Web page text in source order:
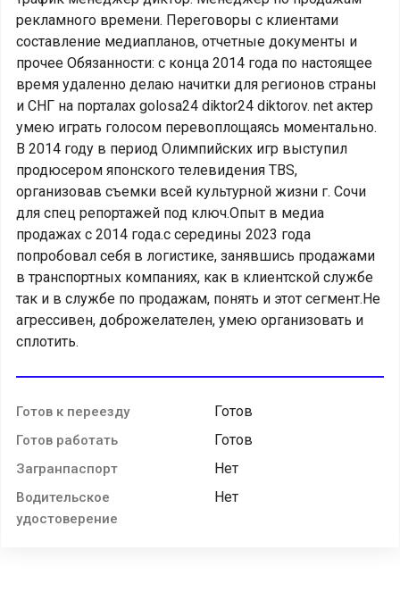
рекламного времени. Переговоры с клиентами
составление медиапланов, отчетные документы и
прочее Обязанности: с конца 2014 года по настоящее
время удаленно делаю начитки для регионов страны
и СНГ на порталах golosa24 diktor24 diktorov. net актер
умею играть голосом перевоплощаясь моментально.
В 2014 году в период Олимпийских игр выступил
продюсером японского телевидения TBS,
организовав съемки всей культурной жизни г. Сочи
для спец репортажей под ключ.Опыт в медиа
продажах с 2014 года.с середины 2023 года
попробовал себя в логистике, занявшись продажами
в транспортных компаниях, как в клиентской службе
так и в службе по продажам, понять и этот сегмент.Не
агрессивен, доброжелателен, умею организовать и
сплотить.
Готов к переезду Готов
Готов работать Готов
Загранпаспорт Нет
Водительское
удостоверение
Нет